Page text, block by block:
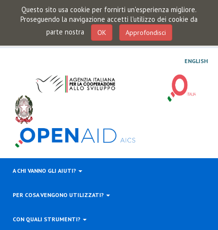
Questo sito usa cookie per fornirti un'esperienza migliore.
Proseguendo la navigazione accetti l'utilizzo dei cookie da
parte nostra
OK Approfondisci
ENGLISH
A CHI VANNO GLI AIUTI?
PER COSA VENGONO UTILIZZATI?
CON QUALI STRUMENTI?